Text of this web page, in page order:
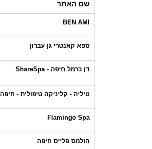
שם האתר
BEN AMI
ספא קאנטרי גן עברון
דן כרמל חיפה - ShareSpa
טיליה - קליניקה טיפולית - חיפה
Flamingo Spa
הולמס פלייס חיפה